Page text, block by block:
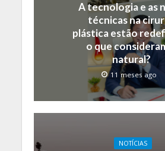
A tecnologia e as
técnicas na
plástica estão
o que
natural?
11 meses ago
NOTÍCIAS